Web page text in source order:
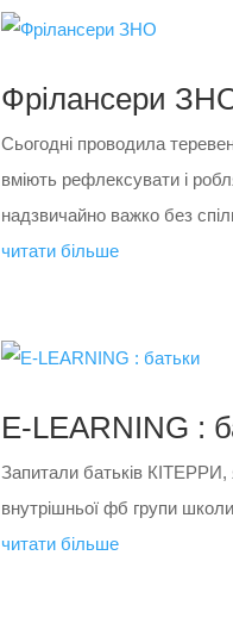
Фрілансери
Сьогодні проводила
вміють рефлексувати і
надзвичайно важко без
читати більше
Е-LEARNING :
Запитали батьків КІТЕРРИ,
внутрішньої фб групи
читати більше